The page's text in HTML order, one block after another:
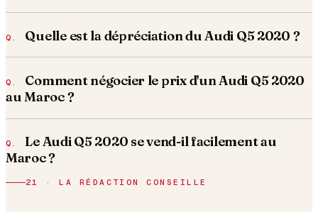
Quelle est la dépréciation du Audi Q5 2020 ?
Comment négocier le prix d'un Audi Q5 2020
au Maroc ?
Le Audi Q5 2020 se vend-il facilement au
Maroc ?
21 · LA RÉDACTION CONSEILLE